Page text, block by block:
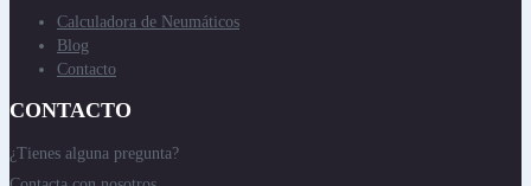
Calculadora de Neumáticos
Blog
Contacto
CONTACTO
¿Tienes alguna pregunta?